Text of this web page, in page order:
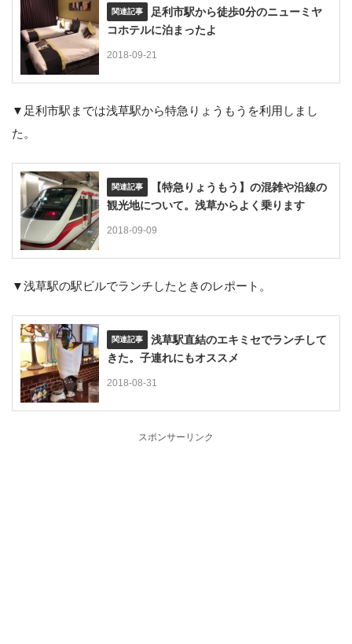
足利市駅から徒歩0分のニューミヤ
コホテルに泊まったよ
2018-09-21
▼足利市駅までは浅草駅から特急りょうもうを利用しまし
た。
【特急りょうもう】の混雑や沿線の
観光地について。浅草からよく乗ります
2018-09-09
▼浅草駅の駅ビルでランチしたときのレポート。
浅草駅直結のエキミセでランチして
きた。子連れにもオススメ
2018-08-31
スポンサーリンク